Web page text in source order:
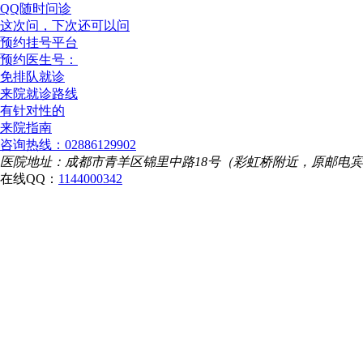
QQ随时问诊
这次问，下次还可以问
预约挂号平台
预约医生号：
免排队就诊
来院就诊路线
有针对性的
来院指南
咨询热线：02886129902
医院地址：成都市青羊区锦里中路18号（彩虹桥附近，原邮电
在线QQ： 1144000342